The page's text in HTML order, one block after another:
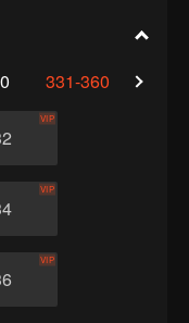
331-360
VIP
VIP
VIP